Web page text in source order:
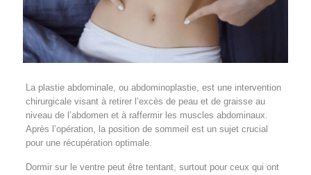
La plastie abdominale, ou abdominoplastie, est une intervention
chirurgicale visant à retirer l’excès de peau et de graisse au
niveau de l’abdomen et à raffermir les muscles abdominaux.
Après l’opération, la position de sommeil est un sujet crucial
pour une récupération optimale.
Dormir sur le ventre peut être tentant, surtout pour ceux qui ont